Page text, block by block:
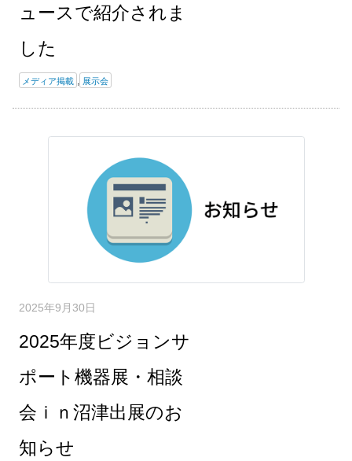
ュースで紹介されま
した
メディア掲載 , 展示会
2025年9月30日
2025年度ビジョンサ
ポート機器展・相談
会ｉｎ沼津出展のお
知らせ